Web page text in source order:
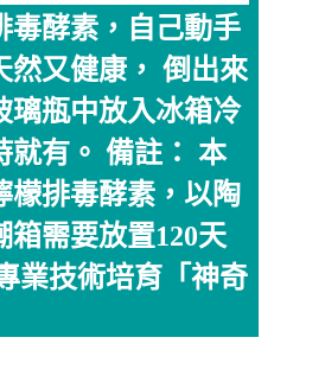
毒酵素，自己動手
然又健康， 倒出來
璃瓶中放入冰箱冷
就有。 備註： 本
檬排毒酵素，以陶
箱需要放置120天
業技術培育「神奇